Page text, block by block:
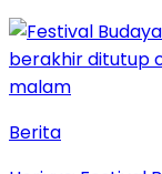
Berita